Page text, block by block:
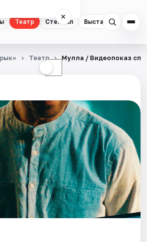
Театр Стендап Выставки
×
☾
Театр Мулла / Видеопоказ